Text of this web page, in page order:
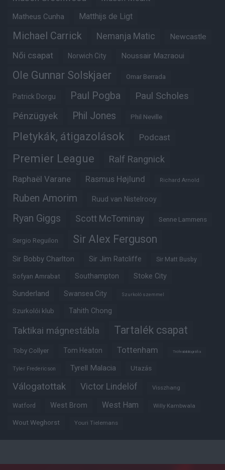
Matheus Cunha Matthijs de Ligt
Michael Carrick Nemanja Matic Newcastle
Női csapat Norwich City Noussair Mazraoui
Ole Gunnar Solskjaer Omar Berrada
Patrick Dorgu Paul Pogba Paul Scholes
Pénzügyek Phil Jones Phil Neville
Pletykák, átigazolások Podcast
Premier League Ralf Rangnick
Raphaël Varane Rasmus Højlund Richard Arnold
Ruben Amorim Ruud van Nistelrooy
Ryan Giggs Scott McTominay Senne Lammens
Sergio Reguilon Sir Alex Ferguson
Sir Bobby Charlton Sir Jim Ratcliffe Sir Matt Busby
Sofyan Amrabat Southampton Stoke City
Sunderland Swansea City Szurkoló szemmel
Szurkolói klub Tahith Chong
Taktikai mágnestábla Tartalék csapat
Toby Collyer Tom Heaton Tottenham Trófeabibliográfia
Tyler Fredericson Tyrell Malacia Utazás
Válogatottak Victor Lindelöf Visszhang
Watford West Brom West Ham Willy Kambwala
Wout Weghorst Youri Tielemans